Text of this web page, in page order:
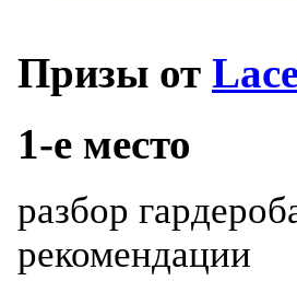
Призы от
1-е место
разбор
рекомендации